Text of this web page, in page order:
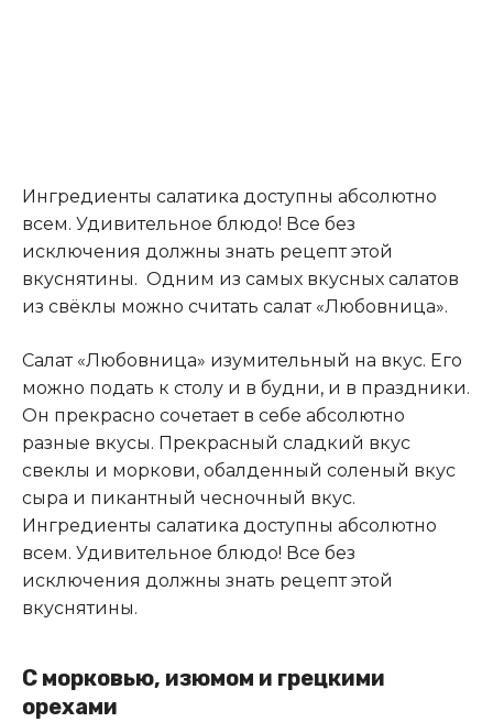
Ингредиенты салатика доступны абсолютно
всем. Удивительное блюдо! Все без
исключения должны знать рецепт этой
вкуснятины. Одним из самых вкусных салатов
из свёклы можно считать салат «Любовница».
Салат «Любовница» изумительный на вкус. Его
можно подать к столу и в будни, и в праздники.
Он прекрасно сочетает в себе абсолютно
разные вкусы. Прекрасный сладкий вкус
свеклы и моркови, обалденный соленый вкус
сыра и пикантный чесночный вкус.
Ингредиенты салатика доступны абсолютно
всем. Удивительное блюдо! Все без
исключения должны знать рецепт этой
вкуснятины.
С морковью, изюмом и грецкими
орехами